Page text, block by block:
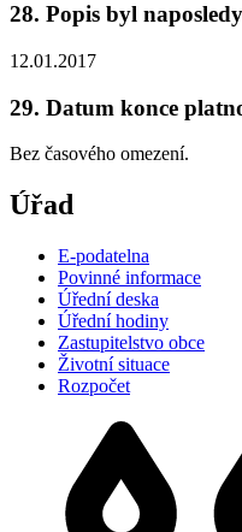
28. Popis byl
12.01.2017
29. Datum konce
Bez časového omezení.
Úřad
E-podatelna
Povinné informace
Úřední deska
Úřední hodiny
Zastupitelstvo obce
Životní situace
Rozpočet